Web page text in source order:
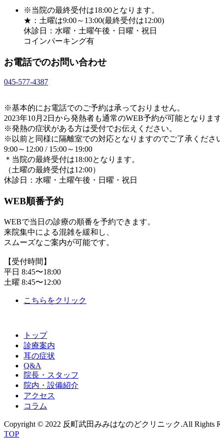
※当院の最終受付は18:00となります。
★：土曜は9:00～13:00(最終受付は12:00)
休診日：水曜・土曜午後・日曜・祝日
コインパーキング有
お電話でのお問い合わせ
045-577-4387
※基本的にお電話でのご予約は承っておりません。
2023年10月2日から発熱者も通常のWEB予約が可能となります
※発熱の症状がある方は受付でお伝えください。
※以前と同様に隔離室での対応となりますのでご了承くださ
9:00～12:00 / 15:00～19:00
＊当院の最終受付は18:00となります。
（土曜の最終受付は12:00）
休診日：水曜・土曜午後・日曜・祝日
WEB順番予約
WEBで当日の診療の順番を予約できます。
来院集中による混雑を緩和し、
スムーズなご案内が可能です。
【受付時間】
平日 8:45〜18:00
土曜 8:45〜12:00
こちらをクリック
トップ
診療案内
耳の症状
Q&A
院長・スタッフ
院内・設備紹介
アクセス
コラム
Copyright © 2022 反町武田みみはなのどクリニック.All Rights
TOP